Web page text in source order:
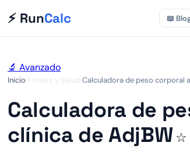
⚡ RunCalc 📖
🔬 Avanzado
Inicio›Fitness y Salud›Calculadora de peso corporal
Calculadora de
clínica de AdjBW ☆